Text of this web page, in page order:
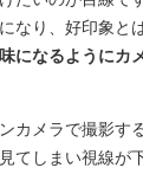
なり、好印象と
になるようにカ
カメラで撮影す
てしまい視線が